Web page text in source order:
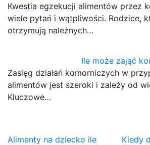
Kwestia egzekucji alimentów przez
wiele pytań i wątpliwości. Rodzice,
otrzymują należnych…
Ile może zająć
Zasięg działań komorniczych w
alimentów jest szeroki i zależy od
Kluczowe…
Alimenty na dziecko ile
Kiedy